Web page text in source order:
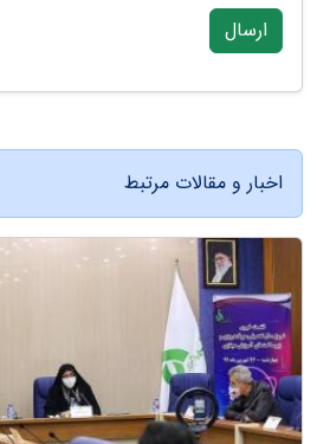
ارسال
اخبار و مقالات مرتبط